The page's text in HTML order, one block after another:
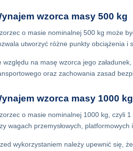
wzorca masy 500 kg
o masie nominalnej 500 kg może
utworzyć różne punkty obciążenia i
względu na masę wzorca jego
oraz zachowania zasad
wzorca masy 1000 kg
o masie nominalnej 1000 kg, czyli
wagach przemysłowych,
wykorzystaniem należy upewnić się,